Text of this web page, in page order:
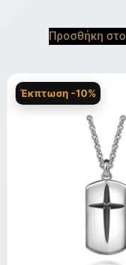
Προσθήκη
Έκπτωση -10%